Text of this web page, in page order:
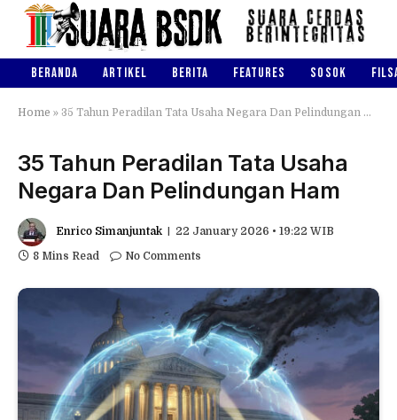
BERANDA ARTIKEL BERITA FEATURES SOSOK
Home » 35 Tahun Peradilan Tata Usaha Negara Dan Pelindungan Ham
35 Tahun Peradilan Tata Usaha
Negara Dan Pelindungan Ham
Enrico Simanjuntak
22 January 2026 • 19:22 WIB
8 Mins Read
No Comments